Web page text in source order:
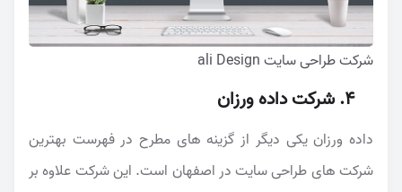
شرکت طراحی سایت ali Design
4. شرکت داده ورزان
داده ورزان یکی دیگر از گزینه های مطرح در فهرست بهترین
شرکت های طراحی سایت در اصفهان است. این شرکت علاوه بر